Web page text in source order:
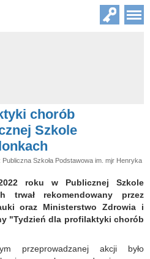
chorób
Szkole
Szkoła Podstawowa im. mjr Henryka
roku w Publicznej Szkole
trwał rekomendowany przez
oraz Ministerstwo Zdrowia i
"Tydzień dla profilaktyki chorób
przeprowadzanej akcji było